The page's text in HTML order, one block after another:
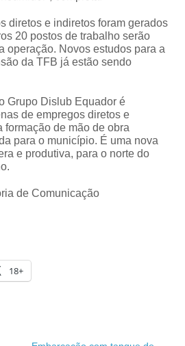
diretos e indiretos foram gerados
20 postos de trabalho serão
operação. Novos estudos para a
da TFB já estão sendo
Grupo Dislub Equador é
de empregos diretos e
formação de mão de obra
para o município. É uma nova
e produtiva, para o norte do
de Comunicação
18+